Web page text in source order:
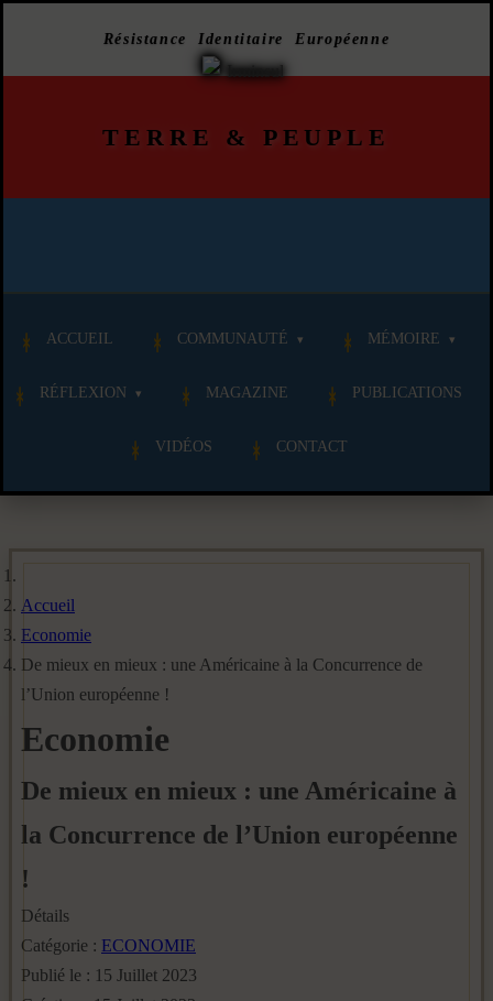
Résistance Identitaire Européenne
TERRE & PEUPLE
ACCUEIL COMMUNAUTÉ MÉMOIRE
RÉFLEXION MAGAZINE PUBLICATIONS
VIDÉOS CONTACT
Accueil
Economie
De mieux en mieux : une Américaine à la Concurrence de
l’Union européenne !
Economie
De mieux en mieux : une Américaine à
la Concurrence de l’Union européenne
!
Détails
Catégorie : ECONOMIE
Publié le : 15 Juillet 2023